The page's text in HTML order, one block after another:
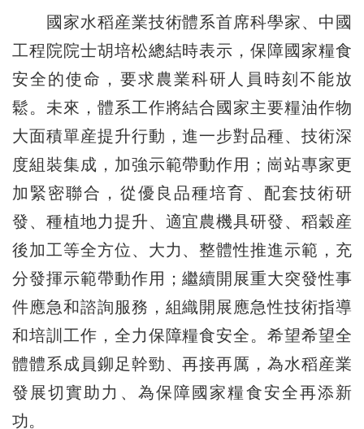
國家水稻産業技術體系首席科學家、中國
工程院院士胡培松總結時表示，保障國家糧食
安全的使命，要求農業科研人員時刻不能放
鬆。未來，體系工作將結合國家主要糧油作物
大面積單産提升行動，進一步對品種、技術深
度組裝集成，加強示範帶動作用；崗站專家更
加緊密聯合，從優良品種培育、配套技術研
發、種植地力提升、適宜農機具研發、稻穀産
後加工等全方位、大力、整體性推進示範，充
分發揮示範帶動作用；繼續開展重大突發性事
件應急和諮詢服務，組織開展應急性技術指導
和培訓工作，全力保障糧食安全。希望希望全
體體系成員鉚足幹勁、再接再厲，為水稻産業
發展切實助力、為保障國家糧食安全再添新
功。